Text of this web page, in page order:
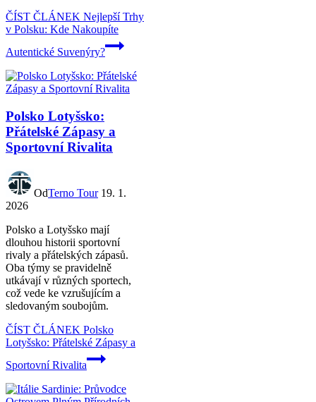
ČÍST ČLÁNEK Nejlepší Trhy
v Polsku: Kde Nakoupíte
Autentické Suvenýry?
Polsko Lotyšsko:
Přátelské Zápasy a
Sportovní Rivalita
OdTerno Tour 19. 1.
2026
Polsko a Lotyšsko mají
dlouhou historii sportovní
rivaly a přátelských zápasů.
Oba týmy se pravidelně
utkávají v různých sportech,
což vede ke vzrušujícím a
sledovaným soubojům.
ČÍST ČLÁNEK Polsko
Lotyšsko: Přátelské Zápasy a
Sportovní Rivalita